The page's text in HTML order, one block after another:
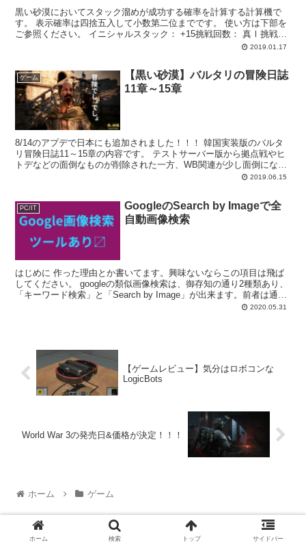
黒い砂漠においてスタック溜めが成功する確率を計算する計算機で
す。 表示確率は四捨五入して小数第二位までです。 使い方は下部を
ご参照ください。 イニシャルスタック： +15挑戦回数： 真Ⅰ挑戦回
2019.01.17
ゲーム
【黒い砂漠】バルタリの冒険日誌
11章～15章
8/14のアプデで日本にも追加されました！！！ 韓国実装版のバルタ
リ冒険日誌11～15章の内容です。 テストサーバー版から拠点戦やヒ
トデなどの面倒なものが削除された一方、WB関連が少し面倒になっ
2019.06.15
PC/IT
GoogleのSearch by Imageで全
自動画像検索
はじめに 作った理由とか書いてます。興味ないならこの項目は飛ば
してください。 googleの類似画像検索は、御存知の通り2種類あり、
「キーワード検索」と「Search by Image」が出来ます。前者は通常
2020.05.31
【ゲームレビュー】気分はロボコンな
LogicBots
World War 3の発売日&価格が決定！！！
ホーム ゲーム
ホーム 検索 トップ サイドバー